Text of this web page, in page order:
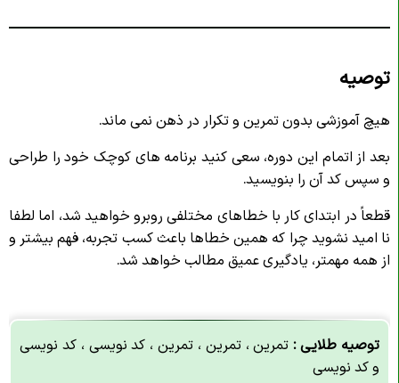
توصیه
هیچ آموزشی بدون تمرین و تکرار در ذهن نمی ماند.
بعد از اتمام این دوره، سعی کنید برنامه های کوچک خود را طراحی
و سپس کد آن را بنویسید.
قطعاً در ابتدای کار با خطاهای مختلفی روبرو خواهید شد، اما لطفا
نا امید نشوید چرا که همین خطاها باعث کسب تجربه، فهم بیشتر و
از همه مهمتر، یادگیری عمیق مطالب خواهد شد.
توصیه طلایی : تمرین ، تمرین ، تمرین ، کد نویسی ، کد نویسی
و کد نویسی